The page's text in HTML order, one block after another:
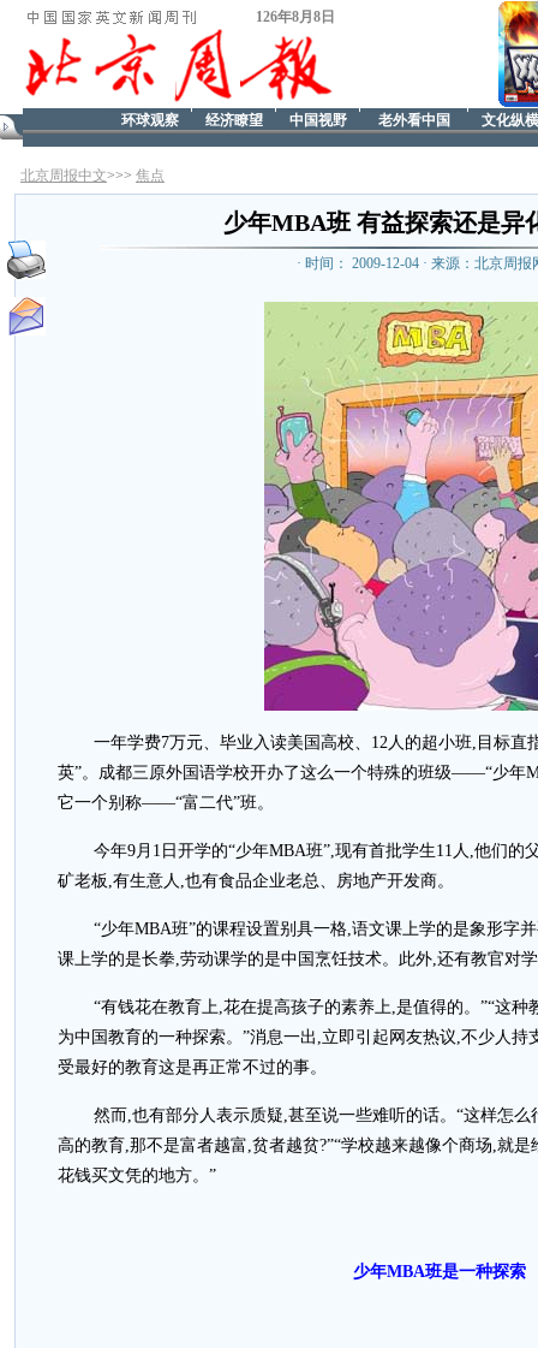
126年8月8日
文化纵横
老外看中国
中国视野
经济瞭望
环球观察
北京周报中文>>> 焦点
少年MBA班 有益探索还是异
· 时间： 2009-12-04 · 来源：北京周报
一年学费7万元、毕业入读美国高校、12人的超小班,目标直
英”。成都三原外国语学校开办了这么一个特殊的班级——“少年
它一个别称——“富二代”班。
今年9月1日开学的“少年MBA班”,现有首批学生11人,他们的
矿老板,有生意人,也有食品企业老总、房地产开发商。
“少年MBA班”的课程设置别具一格,语文课上学的是象形字
课上学的是长拳,劳动课学的是中国烹饪技术。此外,还有教官对
“有钱花在教育上,花在提高孩子的素养上,是值得的。”“这
为中国教育的一种探索。”消息一出,立即引起网友热议,不少人
受最好的教育这是再正常不过的事。
然而,也有部分人表示质疑,甚至说一些难听的话。“这样怎
高的教育,那不是富者越富,贫者越贫?”“学校越来越像个商场,就
花钱买文凭的地方。”
少年MBA班是一种探索